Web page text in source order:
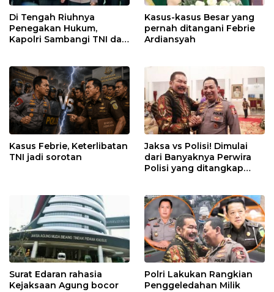
Di Tengah Riuhnya
Penegakan Hukum,
Kapolri Sambangi TNI dan
Kasus-kasus Besar yang
pernah ditangani Febrie
Ardiansyah
Kasus Febrie, Keterlibatan
TNI jadi sorotan
Jaksa vs Polisi! Dimulai
dari Banyaknya Perwira
Polisi yang ditangkap
Surat Edaran rahasia
Kejaksaan Agung bocor
Polri Lakukan Rangkian
Penggeledahan Milik